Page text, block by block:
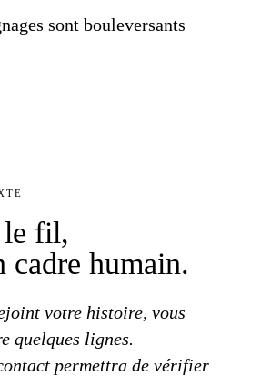
sont bouleversants
le fil,
cadre humain.
votre histoire, vous
quelques lignes.
permettra de vérifier